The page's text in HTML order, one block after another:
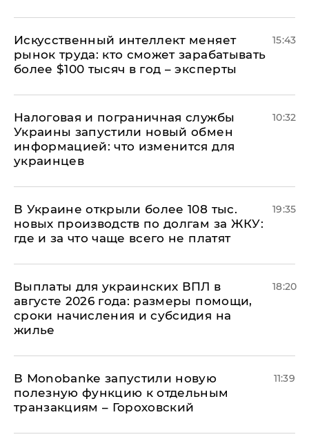
Искусственный интеллект меняет
рынок труда: кто сможет зарабатывать
более $100 тысяч в год – эксперты
15:43
Налоговая и пограничная службы
Украины запустили новый обмен
информацией: что изменится для
украинцев
10:32
В Украине открыли более 108 тыс.
новых производств по долгам за ЖКУ:
где и за что чаще всего не платят
19:35
Выплаты для украинских ВПЛ в
августе 2026 года: размеры помощи,
сроки начисления и субсидия на
жилье
18:20
В Мonobankе запустили новую
полезную функцию к отдельным
транзакциям – Гороховский
11:39